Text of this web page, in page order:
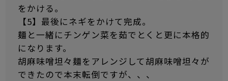
をかける。
【5】最後にネギをかけて完成。
麺と一緒にチンゲン菜を茹でとくと更に本格的
になります。
胡麻味噌坦々麺をアレンジして胡麻味噌坦々が
できたので本末転倒ですが、、、